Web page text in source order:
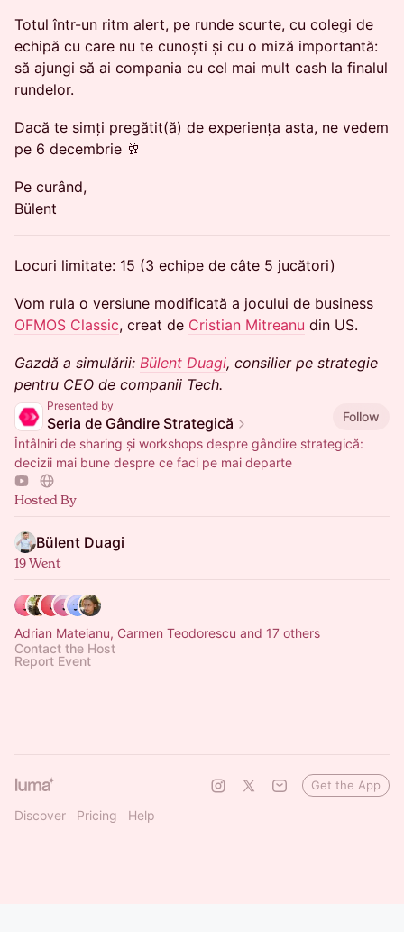
Totul într-un ritm alert, pe runde scurte, cu colegi de
echipă cu care nu te cunoști și cu o miză importantă:
să ajungi să ai compania cu cel mai mult cash la finalul
rundelor.
Dacă te simți pregătit(ă) de experiența asta, ne vedem
pe 6 decembrie 🥂
Pe curând,
Bülent
Locuri limitate: 15 (3 echipe de câte 5 jucători)
Vom rula o versiune modificată a jocului de business
OFMOS Classic, creat de Cristian Mitreanu din US.
Gazdă a simulării: Bülent Duagi, consilier pe strategie
pentru CEO de companii Tech.
Presented by
Seria de Gândire Strategică
Follow
Întâlniri de sharing și workshops despre gândire strategică:
decizii mai bune despre ce faci pe mai departe
Hosted By
Bülent Duagi
19 Went
Adrian Mateianu, Carmen Teodorescu and 17 others
Contact the Host
Report Event
Discover Pricing Help
Get the App